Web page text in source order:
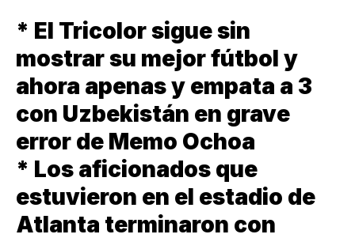
* El Tricolor sigue sin
mostrar su mejor fútbol y
ahora apenas y empata a 3
con Uzbekistán en grave
error de Memo Ochoa
* Los aficionados que
estuvieron en el estadio de
Atlanta terminaron con